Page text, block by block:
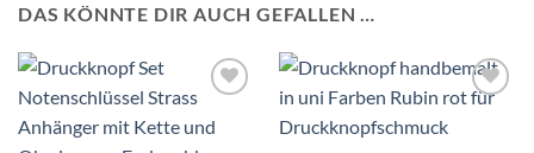
DAS KÖNNTE DIR AUCH GEFALLEN …
Wunschliste
Wunschliste